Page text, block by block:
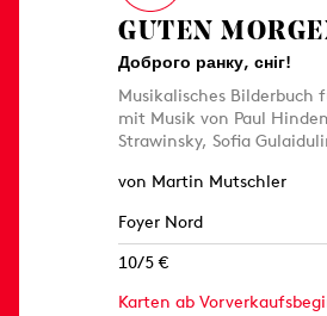
GUTEN
Доброго ранку, сніг!
Musikalisches Bilderbuch
mit Musik von Paul
Strawinsky, Sofia
von Martin Mutschler
Foyer Nord
10/5 €
Karten ab